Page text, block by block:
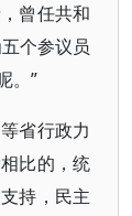
曾任共和
个参议员
。”
省行政力
比的，统
持，民主